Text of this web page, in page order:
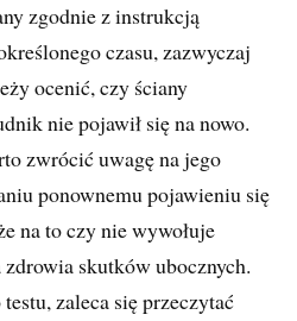
zgodnie z instrukcją
czasu, zazwyczaj
ocenić, czy ściany
nie pojawił się na nowo.
zwrócić uwagę na jego
ponownemu pojawieniu się
na to czy nie wywołuje
skutków ubocznych.
zaleca się przeczytać